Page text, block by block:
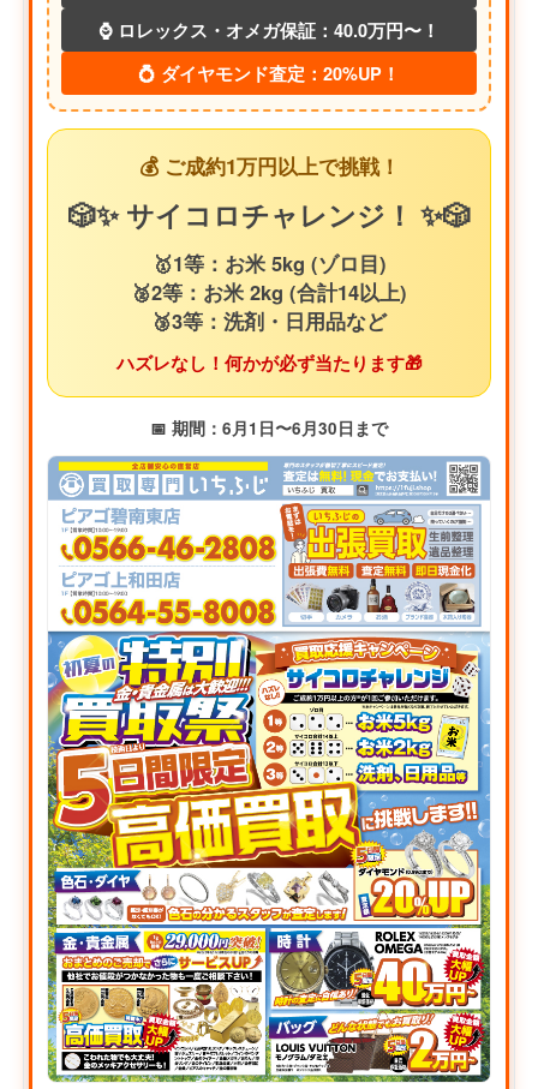
⌚ ロレックス・オメガ保証：40.0万円〜！
💍 ダイヤモンド査定：20%UP！
💰 ご成約1万円以上で挑戦！
🎲✨ サイコロチャレンジ！ ✨🎲
🥇1等：お米 5kg (ゾロ目)
🥈2等：お米 2kg (合計14以上)
🥉3等：洗剤・日用品など
ハズレなし！何かが必ず当たります🎁
📅 期間：6月1日〜6月30日まで